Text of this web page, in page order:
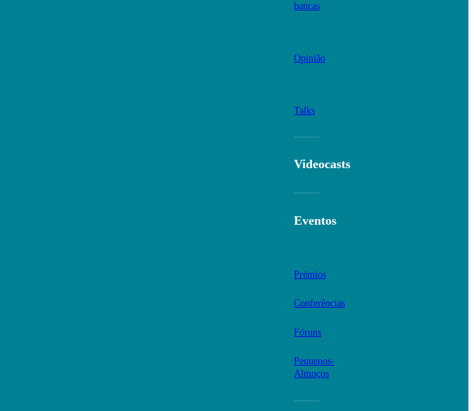
bancas
Opinião
Talks
Videocasts
Eventos
Prémios
Conferências
Fóruns
Pequenos-
Almoços